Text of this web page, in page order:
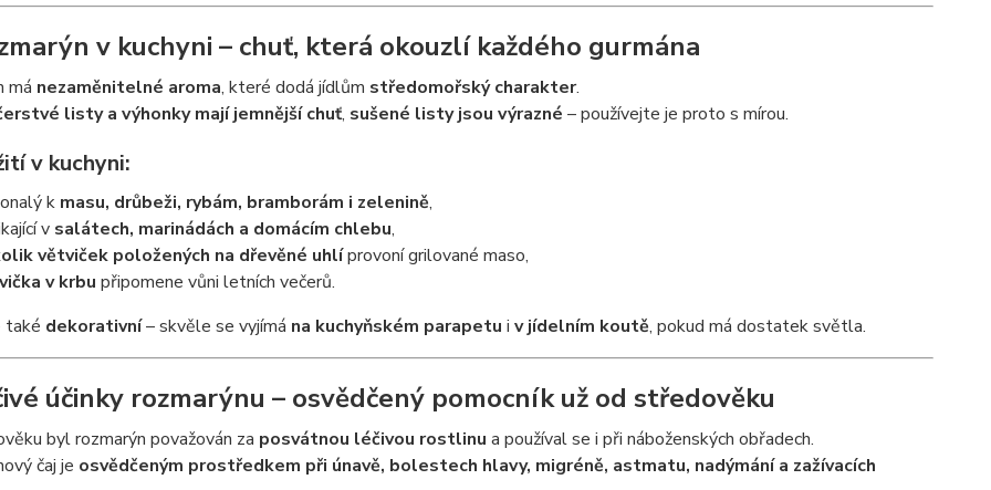
v kuchyni – chuť, která okouzlí každého gurmána
má nezaměnitelné aroma, které dodá jídlům středomořský charakter.
listy a výhonky mají jemnější chuť, sušené listy jsou výrazné – používejte je proto s mírou.
v kuchyni:
k masu, drůbeži, rybám, bramborám i zelenině,
v salátech, marinádách a domácím chlebu,
větviček položených na dřevěné uhlíprovoní grilované maso,
v krbu připomene vůni letních večerů.
také dekorativní– skvěle se vyjímá na kuchyňském parapetu i v jídelním koutě, pokud má dostatek světla.
účinky rozmarýnu – osvědčený pomocník už od středověku
byl rozmarýn považován za posvátnou léčivou rostlinu a používal se i při náboženských obřadech.
čaj je osvědčeným prostředkem při únavě, bolestech hlavy, migréně, astmatu, nadýmání a zažívacích